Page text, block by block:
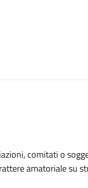
comitati o
amatoriale su